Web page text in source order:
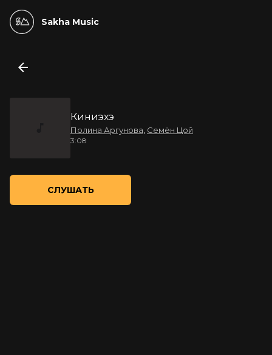
Sakha Music
Киниэхэ
Полина Аргунова Семён Цой
3:08
СЛУШАТЬ